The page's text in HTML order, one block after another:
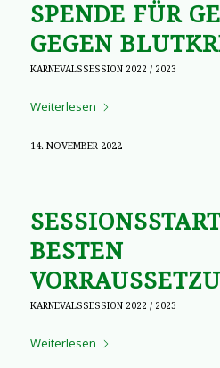
SPENDE FÜR
GEGEN
KARNEVALSSESSION 2022 / 2023
Weiterlesen
14. NOVEMBER 2022
BESTEN
KARNEVALSSESSION 2022 / 2023
Weiterlesen